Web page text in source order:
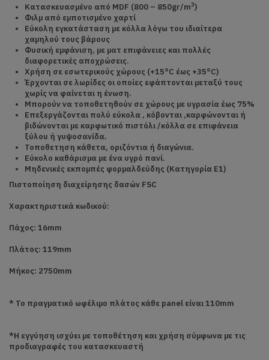
Κατασκευασμένο από MDF (800 – 850gr/m3)
Φιλμ από εμποτισμένο χαρτί
Εύκολη εγκατάσταση με κόλλα λόγω του ιδιαίτερα
χαμηλού τους βάρους
Φυσική εμφάνιση, με ματ επιφάνειες και πολλές
διαφορετικές αποχρώσεις.
Χρήση σε εσωτερικούς χώρους (+15°C έως +35°C)
Έρχονται σε λωρίδες οι οποίες εφάπτονται μεταξύ τους
χωρίς να φαίνεται η ένωση.
Μπορούν να τοποθετηθούν σε χώρους με υγρασία έως 75%
Επεξεργάζονται πολύ εύκολα , κόβονται ,καρφώνονται ή
βιδώνονται με καρφωτικό πιστόλι /κόλλα σε επιφάνεια
ξύλου ή γυψοσανίδα.
Τοποθετηση κάθετα, οριζόντια ή διαγώνια.
Εύκολο καθάρισμα με ένα υγρό πανί.
Μηδενικές εκπομπές φορμαλδεϋδης (Κατηγορία Ε1)
Πιστοποίηση διαχείρησης δασών FSC
Χαρακτηριστικά κωδικού:
Πάχος: 16mm
Πλάτος: 119mm
Μήκος: 2750mm
* Το πραγματικό ωφέλιμο πλάτος κάθε panel είναι 110mm
*Η εγγύηση ισχύει με τοποθέτηση και χρήση σύμφωνα με τις
προδιαγραφές του κατασκευαστή